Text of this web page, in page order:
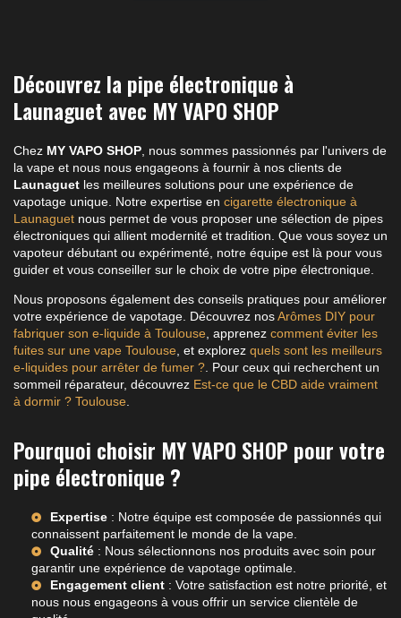
Découvrez la pipe électronique à
Launaguet avec MY VAPO SHOP
Chez MY VAPO SHOP , nous sommes passionnés par l'univers de
la vape et nous nous engageons à fournir à nos clients de
Launaguet les meilleures solutions pour une expérience de
vapotage unique. Notre expertise en cigarette électronique à
Launaguet nous permet de vous proposer une sélection de pipes
électroniques qui allient modernité et tradition. Que vous soyez un
vapoteur débutant ou expérimenté, notre équipe est là pour vous
guider et vous conseiller sur le choix de votre pipe électronique.
Nous proposons également des conseils pratiques pour améliorer
votre expérience de vapotage. Découvrez nosArômes DIY pour
fabriquer son e-liquide à Toulouse , apprenez comment éviter les
fuites sur une vape Toulouse , et explorez quels sont les meilleurs
e-liquides pour arrêter de fumer ? . Pour ceux qui recherchent un
sommeil réparateur, découvrez Est-ce que le CBD aide vraiment
à dormir ? Toulouse
Pourquoi choisir MY VAPO SHOP pour votre
pipe électronique ?
Expertise : Notre équipe est composée de passionnés qui
connaissent parfaitement le monde de la vape.
Qualité : Nous sélectionnons nos produits avec soin pour
garantir une expérience de vapotage optimale.
Engagement client : Votre satisfaction est notre priorité, et
nous nous engageons à vous offrir un service clientèle de